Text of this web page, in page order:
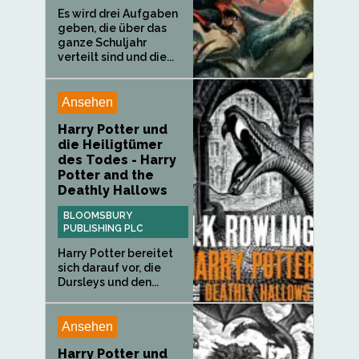
Es wird drei Aufgaben
geben, die über das
ganze Schuljahr
verteilt sind und die...
Ansehen
Harry Potter und
die Heiligtümer
des Todes - Harry
Potter and the
Deathly Hallows
BLOOMSBURY
PUBLISHING PLC
Harry Potter bereitet
sich darauf vor, die
Dursleys und den...
Ansehen
Harry Potter und